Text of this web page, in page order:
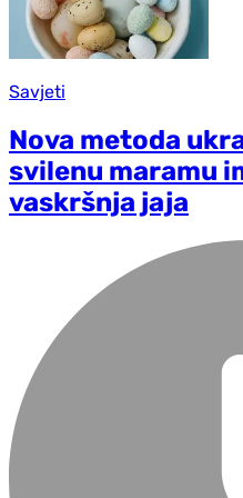
Savjeti
Nova metoda
svilenu maramu
vaskršnja jaja